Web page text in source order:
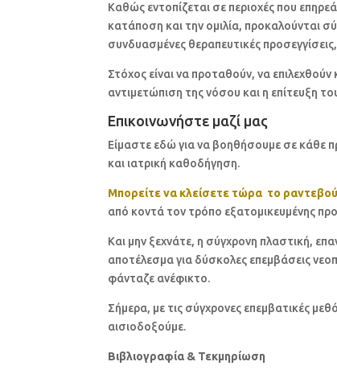
Καθώς εντοπίζεται σε περιοχές που
κατάποση και την ομιλία, προκαλούνται
συνδυασμένες θεραπευτικές
Στόχος είναι να προταθούν, να
αντιμετώπιση της νόσου και η επίτευξη
Επικοινωνήστε μαζί μας
Είμαστε εδώ για να βοηθήσουμε σε κάθε
και ιατρική καθοδήγηση.
Μπορείτε να κλείσετε τώρα το
από κοντά τον τρόπο εξατομικευμένης
Και μην ξεχνάτε, η σύγχρονη πλαστική,
αποτέλεσμα για δύσκολες επεμβάσεις
φάνταζε ανέφικτο.
Σήμερα, με τις σύγχρονες επεμβατικές
αισιοδοξούμε.
Βιβλιογραφία & Τεκμηρίωση